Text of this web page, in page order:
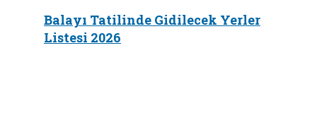
Balayı Tatilinde Gidilecek Yerler
Listesi 2026